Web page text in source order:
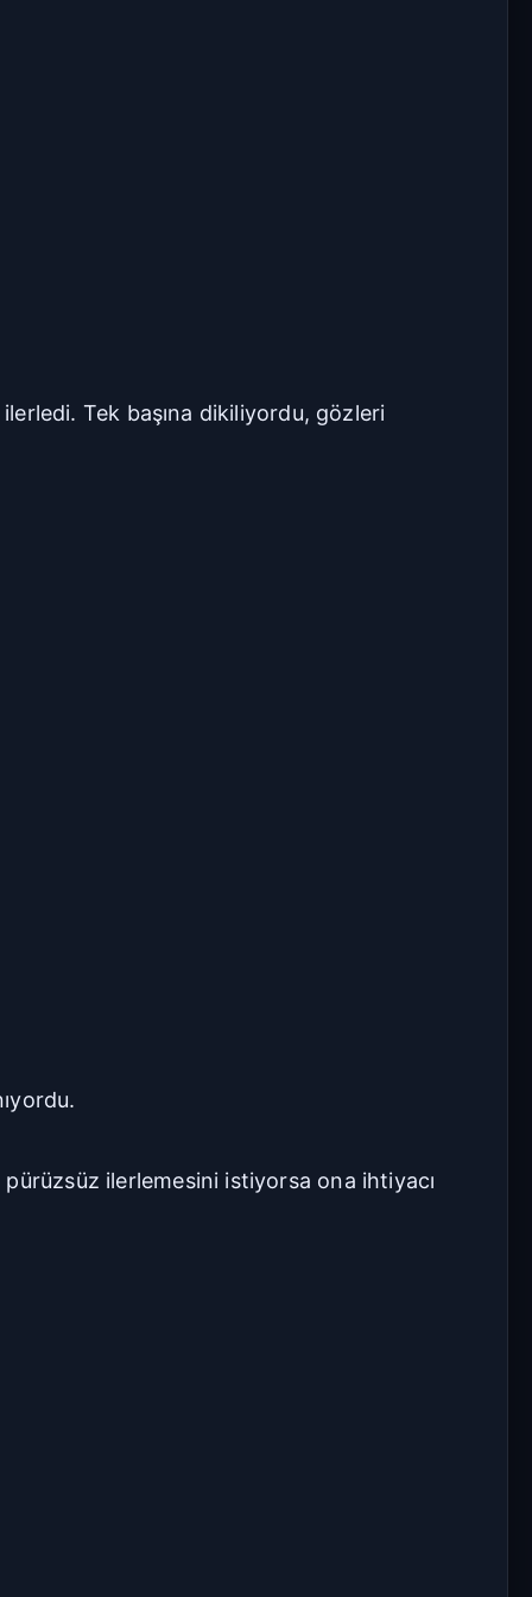
Tek başına dikiliyordu, gözleri
ilerlemesini istiyorsa ona ihtiyacı